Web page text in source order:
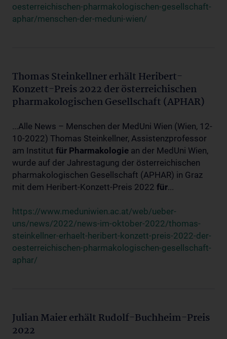
oesterreichischen-pharmakologischen-gesellschaft-
aphar/menschen-der-meduni-wien/
Thomas Steinkellner erhält Heribert-
Konzett-Preis 2022 der österreichischen
pharmakologischen Gesellschaft (APHAR)
...Alle News – Menschen der MedUni Wien (Wien, 12-
10-2022) Thomas Steinkellner, Assistenzprofessor
am Institut für Pharmakologie an der MedUni Wien,
wurde auf der Jahrestagung der österreichischen
pharmakologischen Gesellschaft (APHAR) in Graz
mit dem Heribert-Konzett-Preis 2022 für...
https://www.meduniwien.ac.at/web/ueber-
uns/news/2022/news-im-oktober-2022/thomas-
steinkellner-erhaelt-heribert-konzett-preis-2022-der-
oesterreichischen-pharmakologischen-gesellschaft-
aphar/
Julian Maier erhält Rudolf-Buchheim-Preis
2022